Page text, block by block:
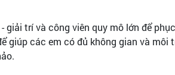
trí và công viên quy mô lớn để
giúp các em có đủ không gian và môi